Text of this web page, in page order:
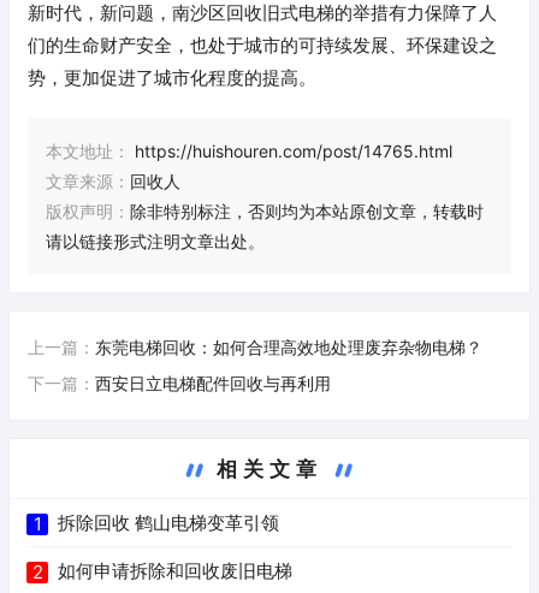
新时代，新问题，南沙区回收旧式电梯的举措有力保障了人
们的生命财产安全，也处于城市的可持续发展、环保建设之
势，更加促进了城市化程度的提高。
本文地址：
https://huishouren.com/post/14765.html
文章来源： 回收人
版权声明： 除非特别标注，否则均为本站原创文章，转载时
请以链接形式注明文章出处。
上一篇： 东莞电梯回收：如何合理高效地处理废弃杂物电梯？
下一篇： 西安日立电梯配件回收与再利用
相关文章
1 拆除回收 鹤山电梯变革引领
2 如何申请拆除和回收废旧电梯